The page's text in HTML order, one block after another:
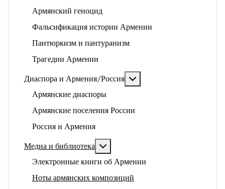
Армянский геноцид
Фальсификация истории Армении
Пантюркизм и пантуранизм
Трагедии Армении
Диаспора и Армения/Россия
Армянские диаспоры
Армянские поселения России
Россия и Армения
Медиа и библиотека
Электронные книги об Армении
Ноты армянских композиций